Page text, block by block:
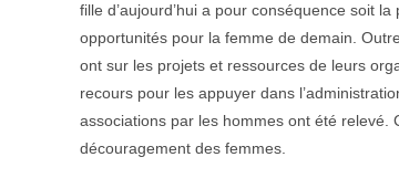
fille d’aujourd’hui a pour conséquence soit
opportunités pour la femme de demain.
ont sur les projets et ressources de leurs
recours pour les appuyer dans
associations par les hommes ont été relevé.
découragement des femmes.